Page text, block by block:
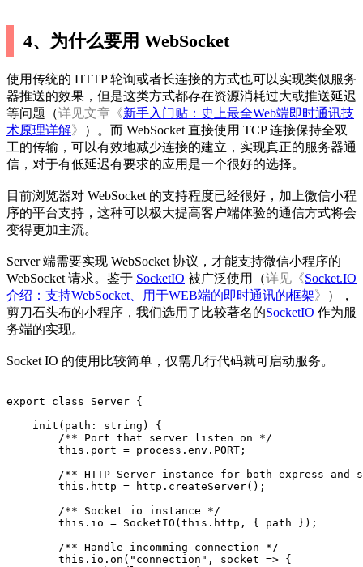
4、为什么要用 WebSocket
使用传统的 HTTP 轮询或者长连接的方式也可以实现类似服务
器推送的效果，但是这类方式都存在资源消耗过大或推送延迟
等问题（详见文章《新手入门贴：史上最全Web端即时通讯技
术原理详解》
）。而 WebSocket 直接使用 TCP 连接保持全双
工的传输，可以有效地减少连接的建立，实现真正的服务器通
信，对于有低延迟有要求的应用是一个很好的选择。
目前浏览器对 WebSocket 的支持程度已经很好，加上微信小程
序的平台支持，这种可以极大提高客户端体验的通信方式将会
变得更加主流。
Server 端需要实现 WebSocket 协议，才能支持微信小程序的
WebSocket 请求。鉴于 SocketIO 被广泛使用（详见《Socket.IO
介绍：支持WebSocket、用于WEB端的即时通讯的框架》
），
剪刀石头布的小程序，我们选用了比较著名的SocketIO 作为服
务端的实现。
Socket IO 的使用比较简单，仅需几行代码就可启动服务。
export class Server {
    init(path: string) {
        /** Port that server listen on */
        this.port = process.env.PORT;
/** HTTP Server instance for both express and
        this.http = http.createServer();
        /** Socket io instance */
        this.io = SocketIO(this.http, { path });
        /** Handle incomming connection */
        this.io.on("connection", socket => {